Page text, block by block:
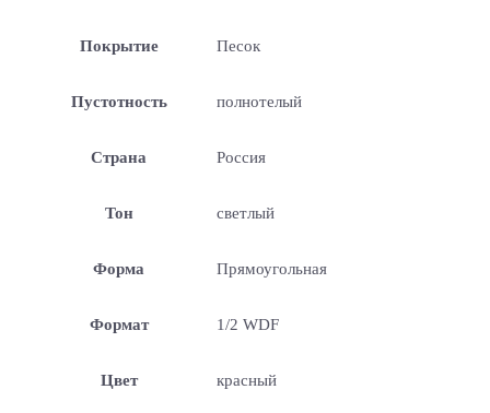
Покрытие Песок
Пустотность полнотелый
Страна Россия
Тон светлый
Форма Прямоугольная
Формат 1/2 WDF
Цвет красный